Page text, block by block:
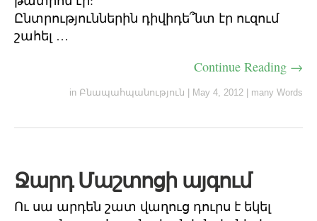
Ընտրություններին դիվիդե՞նտ էր ուզում
շահել …
Continue Reading →
in Բնապահպանություն May 4, 2012 many Words
Ջարդ Մաշտոցի այգում
Ու սա արդեն շատ վաղուց դուրս է եկել